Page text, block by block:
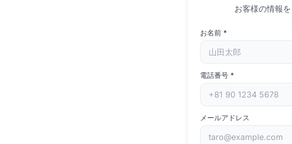
お客様の情報
お名前 *
電話番号 *
メールアドレス